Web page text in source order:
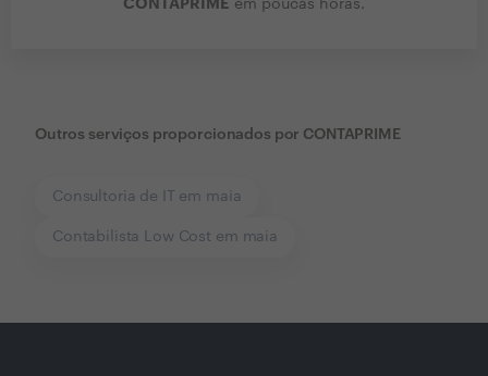
CONTAPRIME em poucas horas.
Outros serviços proporcionados por CONTAPRIME
Consultoria de IT em maia
Contabilista Low Cost em maia